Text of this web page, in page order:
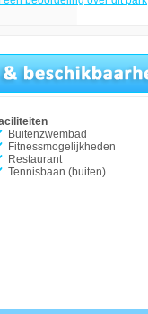
Buitenzwembad
Fitnessmogelijkheden
Restaurant
Tennisbaan (buiten)